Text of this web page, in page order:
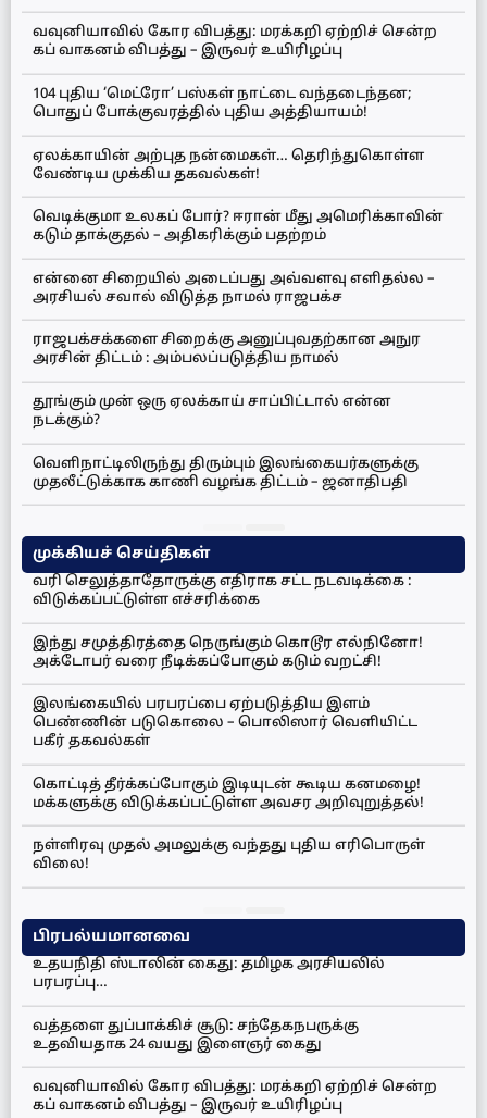
வவுனியாவில் கோர விபத்து: மரக்கறி ஏற்றிச் சென்ற
கப் வாகனம் விபத்து – இருவர் உயிரிழப்பு
104 புதிய ‘மெட்ரோ’ பஸ்கள் நாட்டை வந்தடைந்தன;
பொதுப் போக்குவரத்தில் புதிய அத்தியாயம்!
ஏலக்காயின் அற்புத நன்மைகள்… தெரிந்துகொள்ள
வேண்டிய முக்கிய தகவல்கள்!
வெடிக்குமா உலகப் போர்? ஈரான் மீது அமெரிக்காவின்
கடும் தாக்குதல் – அதிகரிக்கும் பதற்றம்
என்னை சிறையில் அடைப்பது அவ்வளவு எளிதல்ல –
அரசியல் சவால் விடுத்த நாமல் ராஜபக்ச
ராஜபக்சக்களை சிறைக்கு அனுப்புவதற்கான அநுர
அரசின் திட்டம் : அம்பலப்படுத்திய நாமல்
தூங்கும் முன் ஒரு ஏலக்காய் சாப்பிட்டால் என்ன
நடக்கும்?
வெளிநாட்டிலிருந்து திரும்பும் இலங்கையர்களுக்கு
முதலீட்டுக்காக காணி வழங்க திட்டம் – ஜனாதிபதி
முக்கியச் செய்திகள்
வரி செலுத்தாதோருக்கு எதிராக சட்ட நடவடிக்கை :
விடுக்கப்பட்டுள்ள எச்சரிக்கை
இந்து சமுத்திரத்தை நெருங்கும் கொடூர எல்நினோ!
அக்டோபர் வரை நீடிக்கப்போகும் கடும் வறட்சி!
இலங்கையில் பரபரப்பை ஏற்படுத்திய இளம்
பெண்ணின் படுகொலை – பொலிஸார் வெளியிட்ட
பகீர் தகவல்கள்
கொட்டித் தீர்க்கப்போகும் இடியுடன் கூடிய கனமழை!
மக்களுக்கு விடுக்கப்பட்டுள்ள அவசர அறிவுறுத்தல்!
நள்ளிரவு முதல் அமலுக்கு வந்தது புதிய எரிபொருள்
விலை!
பிரபல்யமானவை
உதயநிதி ஸ்டாலின் கைது: தமிழக அரசியலில்
பரபரப்பு…
வத்தளை துப்பாக்கிச் சூடு: சந்தேகநபருக்கு
உதவியதாக 24 வயது இளைஞர் கைது
வவுனியாவில் கோர விபத்து: மரக்கறி ஏற்றிச் சென்ற
கப் வாகனம் விபத்து – இருவர் உயிரிழப்பு